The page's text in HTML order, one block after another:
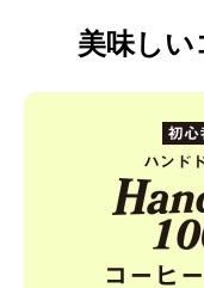
美味しい